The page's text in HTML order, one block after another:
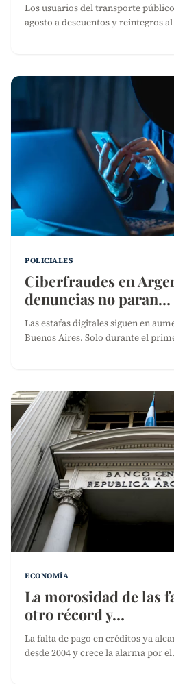
Los usuarios del transporte
agosto a descuentos y reintegros
POLICIALES
Ciberfraudes en
denuncias no paran…
Las estafas digitales siguen en
Buenos Aires. Solo durante el
ECONOMÍA
La morosidad de las
otro récord y…
La falta de pago en créditos ya
desde 2004 y crece la alarma por